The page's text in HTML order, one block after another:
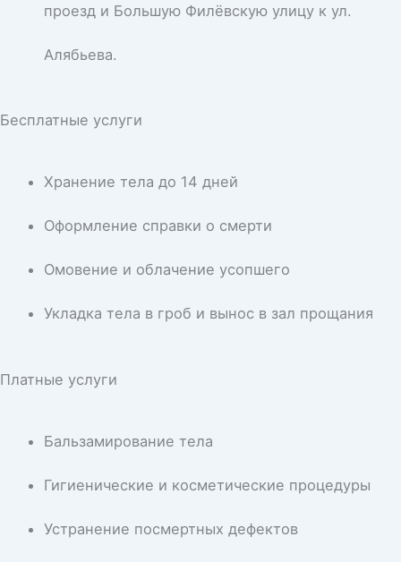
проезд и Большую Филёвскую улицу к ул.
Алябьева.
Бесплатные услуги
Хранение тела до 14 дней
Оформление справки о смерти
Омовение и облачение усопшего
Укладка тела в гроб и вынос в зал прощания
Платные услуги
Бальзамирование тела
Гигиенические и косметические процедуры
Устранение посмертных дефектов